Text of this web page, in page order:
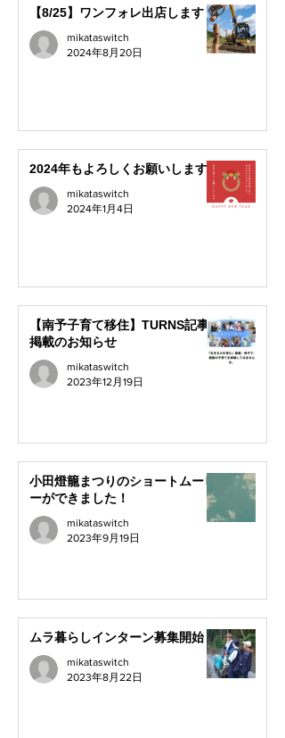
【8/25】ワンフォレ出店します！
mikataswitch
2024年8月20日
2024年もよろしくお願いします
mikataswitch
2024年1月4日
【南予子育て移住】TURNS記事
掲載のお知らせ
mikataswitch
2023年12月19日
小田燈籠まつりのショートムービ
ーができました！
mikataswitch
2023年9月19日
ムラ暮らしインターン募集開始！
mikataswitch
2023年8月22日